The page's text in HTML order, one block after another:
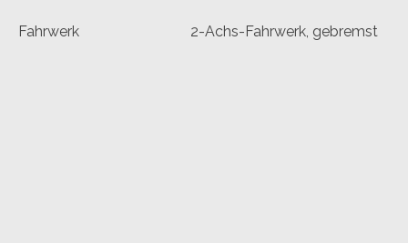
Fahrwerk 2-Achs-Fahrwerk, gebremst